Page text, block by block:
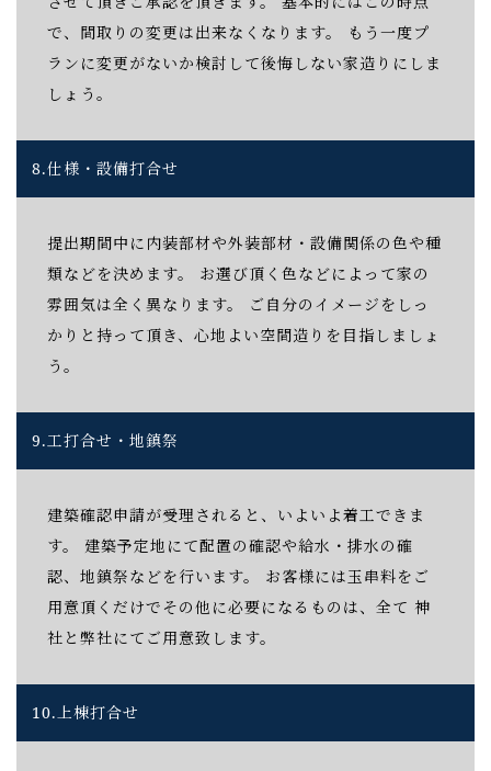
で、間取りの変更は出来なくなります。 もう一度プ
ランに変更がないか検討して後悔しない家造りにしま
しょう。
8.仕様・設備打合せ
提出期間中に内装部材や外装部材・設備関係の色や種
類などを決めます。 お選び頂く色などによって家の
雰囲気は全く異なります。 ご自分のイメージをしっ
かりと持って頂き、心地よい空間造りを目指しましょ
う。
9.工打合せ・地鎮祭
建築確認申請が受理されると、いよいよ着工できま
す。 建築予定地にて配置の確認や給水・排水の確
認、地鎮祭などを行います。 お客様には玉串料をご
用意頂くだけでその他に必要になるものは、全て 神
社と弊社にてご用意致します。
10.上棟打合せ